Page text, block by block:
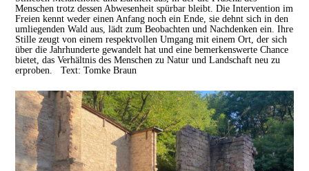
Menschen trotz dessen Abwesenheit spürbar bleibt. Die Intervention im
Freien kennt weder einen Anfang noch ein Ende, sie dehnt sich in den
umliegenden Wald aus, lädt zum Beobachten und Nachdenken ein. Ihre
Stille zeugt von einem respektvollen Umgang mit einem Ort, der sich
über die Jahrhunderte gewandelt hat und eine bemerkenswerte Chance
bietet, das Verhältnis des Menschen zu Natur und Landschaft neu zu
erproben. Text: Tomke Braun